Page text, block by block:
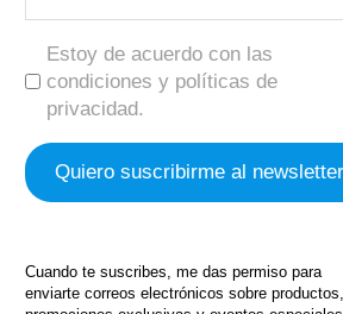
Estoy de acuerdo con las
condiciones y políticas de
privacidad.
Cuando te suscribes, me das permiso para
enviarte correos electrónicos sobre productos,